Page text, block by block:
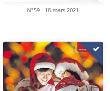
N°59 - 18 mars 2021